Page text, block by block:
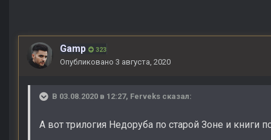
Gamp 323
Опубликовано 3 августа, 2020
В 03.08.2020 в 12:27, Ferveks сказал:
А вот трилогия Недоруба по старой Зоне и книги